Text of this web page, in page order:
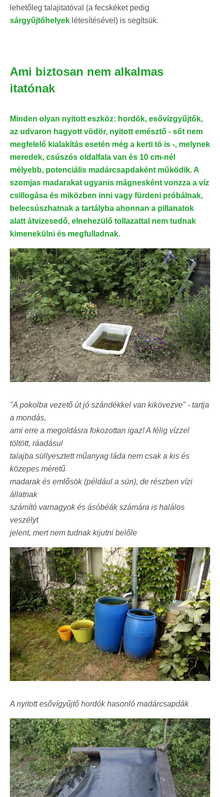
lehetőleg talajitatóval (a fecskéket pedig
sárgyűjtőhelyek létesítésével) is segítsük.
Ami biztosan nem alkalmas
itatónak
Minden olyan nyitott eszköz: hordók, esővízgyűjtők,
az udvaron hagyott vödör, nyitott emésztő - sőt nem
megfelelő kialakítás esetén még a kerti tó is -, melynek
meredek, csúszós oldalfala van és 10 cm-nél
mélyebb, potenciális madárcsapdaként működik. A
szomjas madarakat ugyanis mágnesként vonzza a víz
csillogása és miközben inni vagy fürdeni próbálnak,
belecsúszhatnak a tartályba ahonnan a pillanatok
alatt átvizesedő, elnehezülő tollazattal nem tudnak
kimenekülni és megfulladnak.
"A pokolba vezető út jó szándékkel van kikövezve" - tartja
a mondás,
ami erre a megoldásra fokozottan igaz! A félig vízzel
töltött, ráadásul
talajba süllyesztett műanyag láda nem csak a kis és
közepes méretű
madarak és emlősök (például a sün), de részben vízi
állatnak
számító varnagyok és ásóbéák számára is halálos
veszélyt
jelent, mert nem tudnak kijutni belőle
A nyitott esővígyűjtő hordók hasonló madárcsapdák